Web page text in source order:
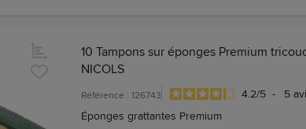
10 Tampons sur éponges Premium
NICOLS
Référence : 126743 4.2/5 - 5
Éponges grattantes Premium